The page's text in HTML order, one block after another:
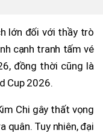
lớn đối với thầy trò
cạnh tranh tấm vé
đồng thời cũng là
Cup 2026.
Chi gây thất vọng
quân. Tuy nhiên, đại